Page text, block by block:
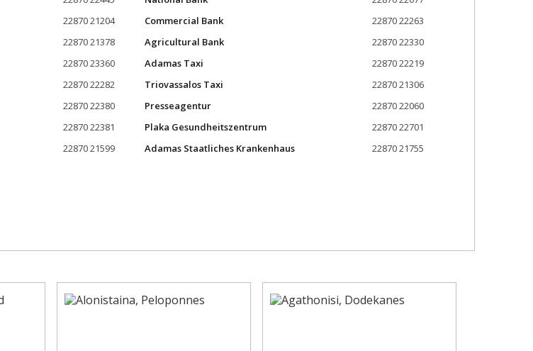
22870 21204 Commercial Bank
22870 22263
22870 21378 Agricultural Bank
22870 22330
22870 23360 Adamas Taxi
22870 22219
22870 22282 Triovassalos Taxi
22870 21306
22870 22380 Presseagentur
22870 22060
22870 22381 Plaka Gesundheitszentrum
22870 22701
22870 21599 Adamas Staatliches Krankenhaus 22870 21755